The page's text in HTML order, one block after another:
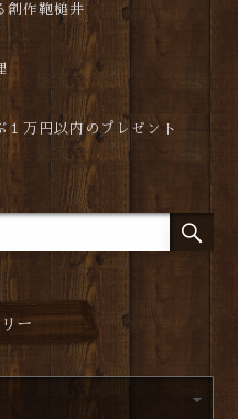
創作鞄槌井
万円以内のプレゼント
ー